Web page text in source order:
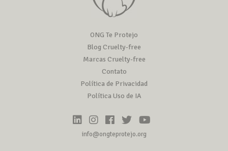
ONG Te Protejo
Blog Cruelty-free
Marcas Cruelty-free
Contato
Política de Privacidad
Política Uso de IA
info@ongteprotejo.org